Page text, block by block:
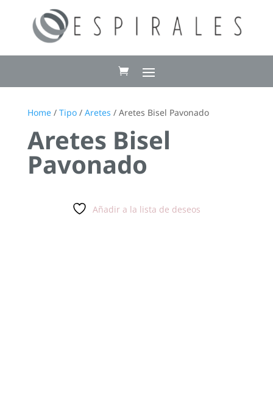
Home/ Tipo/ Aretes / Aretes Bisel Pavonado
Aretes Bisel
Pavonado
Añadir a la lista de deseos